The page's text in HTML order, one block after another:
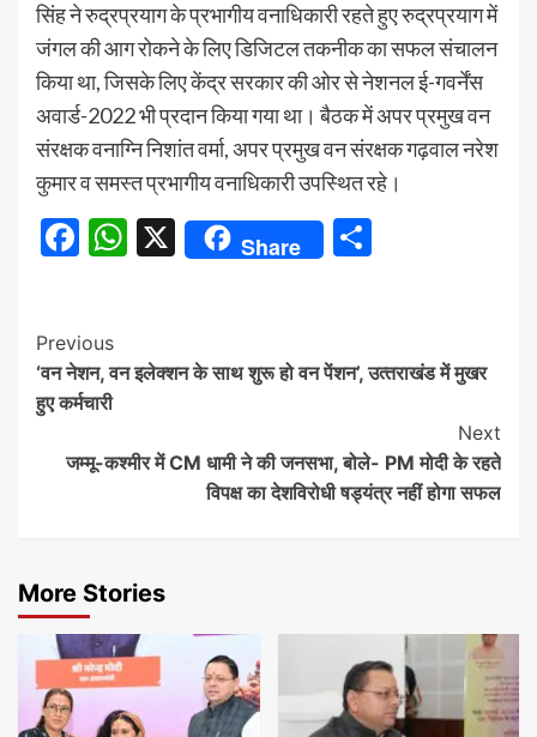
सिंह ने रुद्रप्रयाग के प्रभागीय वनाधिकारी रहते हुए रुद्रप्रयाग में
जंगल की आग रोकने के लिए डिजिटल तकनीक का सफल संचालन
किया था, जिसके लिए केंद्र सरकार की ओर से नेशनल ई-गवर्नेंस
अवार्ड-2022 भी प्रदान किया गया था। बैठक में अपर प्रमुख वन
संरक्षक वनाग्नि निशांत वर्मा, अपर प्रमुख वन संरक्षक गढ़वाल नरेश
कुमार व समस्त प्रभागीय वनाधिकारी उपस्थित रहे।
Facebook
WhatsApp
X Share
Continue
Reading
Previous
‘वन नेशन, वन इलेक्शन के साथ शुरू हो वन पेंशन’, उत्‍तराखंड में मुखर
हुए कर्मचारी
Next
जम्‍मू-कश्‍मीर में CM धामी ने की जनसभा, बोले- PM मोदी के रहते
विपक्ष का देशविरोधी षड्यंत्र नहीं होगा सफल
More Stories